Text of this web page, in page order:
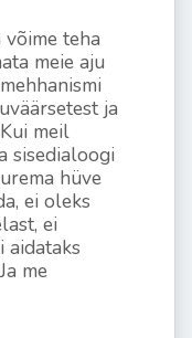
teha
meie aju
ja
meil
sisedialoogi
hüve
ei oleks
ei
aidataks
me